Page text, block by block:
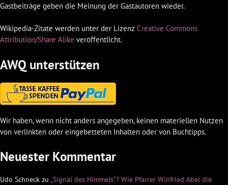
Gastbeiträge geben die Meinung der Gastautoren wieder.
Wikipedia-Zitate werden unter der Lizenz Creative Commons
Attribution/Share Alike veröffentlicht.
AWQ unterstützen
Wir haben, wenn nicht anders angegeben, keinen materiellen Nutzen
von verlinkten oder eingebetteten Inhalten oder von Buchtipps.
Neuester Kommentar
Udo Schneck zu „Signal des Himmels“? Wie Pfarrer Winfried Abel die